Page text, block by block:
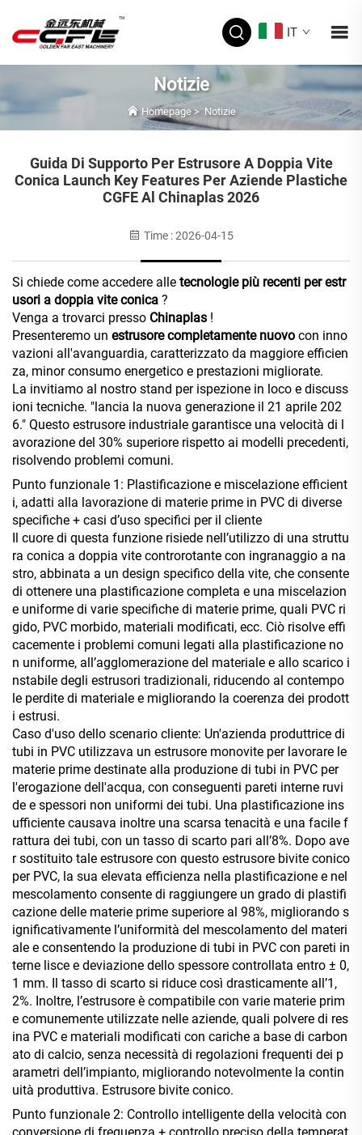
IT
Notizie
Homepage> Notizie
Guida Di Supporto Per Estrusore A Doppia Vite
Conica Launch Key Features Per Aziende Plastiche
CGFE Al Chinaplas 2026
Time : 2026-04-15
Si chiede come accedere alle tecnologie più recenti per estr
usori a doppia vite conica ?
Venga a trovarci presso Chinaplas !
Presenteremo un estrusore completamente nuovo con inno
vazioni all'avanguardia, caratterizzato da maggiore efficien
za, minor consumo energetico e prestazioni migliorate.
La invitiamo al nostro stand per ispezione in loco e discuss
ioni tecniche. "lancia la nuova generazione il 21 aprile 202
6." Questo estrusore industriale garantisce una velocità di l
avorazione del 30% superiore rispetto ai modelli precedenti,
risolvendo problemi comuni.
Punto funzionale 1: Plastificazione e miscelazione efficient
i, adatti alla lavorazione di materie prime in PVC di diverse
specifiche + casi d’uso specifici per il cliente
Il cuore di questa funzione risiede nell’utilizzo di una struttu
ra conica a doppia vite controrotante con ingranaggio a na
stro, abbinata a un design specifico della vite, che consente
di ottenere una plastificazione completa e una miscelazion
e uniforme di varie specifiche di materie prime, quali PVC ri
gido, PVC morbido, materiali modificati, ecc. Ciò risolve effi
cacemente i problemi comuni legati alla plastificazione no
n uniforme, all’agglomerazione del materiale e allo scarico i
nstabile degli estrusori tradizionali, riducendo al contempo
le perdite di materiale e migliorando la coerenza dei prodott
i estrusi.
Caso d'uso dello scenario cliente: Un'azienda produttrice di
tubi in PVC utilizzava un estrusore monovite per lavorare le
materie prime destinate alla produzione di tubi in PVC per
l'erogazione dell'acqua, con conseguenti pareti interne ruvi
de e spessori non uniformi dei tubi. Una plastificazione ins
ufficiente causava inoltre una scarsa tenacità e una facile f
rattura dei tubi, con un tasso di scarto pari all’8%. Dopo ave
r sostituito tale estrusore con questo estrusore bivite conico
per PVC, la sua elevata efficienza nella plastificazione e nel
mescolamento consente di raggiungere un grado di plastifi
cazione delle materie prime superiore al 98%, migliorando s
ignificativamente l’uniformità del mescolamento del materi
ale e consentendo la produzione di tubi in PVC con pareti in
terne lisce e deviazione dello spessore controllata entro ± 0,
1 mm. Il tasso di scarto si riduce così drasticamente all’1,
2%. Inoltre, l’estrusore è compatibile con varie materie prim
e comunemente utilizzate nelle aziende, quali polvere di res
ina PVC e materiali modificati con cariche a base di carbon
ato di calcio, senza necessità di regolazioni frequenti dei p
arametri dell’impianto, migliorando notevolmente la contin
uità produttiva. Estrusore bivite conico.
Punto funzionale 2: Controllo intelligente della velocità con